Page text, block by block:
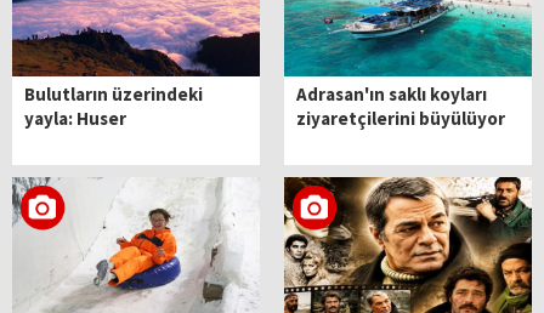
Bulutların üzerindeki
yayla: Huser
Adrasan'ın saklı koyları
ziyaretçilerini büyülüyor